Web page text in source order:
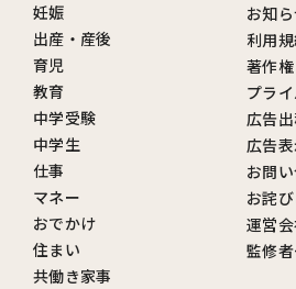
妊娠
出産・産後
育児
教育
中学受験
中学生
仕事
マネー
おでかけ
住まい
共働き家事
お知
利用
著作
プラ
広告
広告
お問
お詫
運営
監修